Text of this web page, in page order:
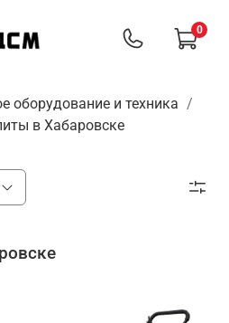
0
оборудование и техника
в Хабаровске